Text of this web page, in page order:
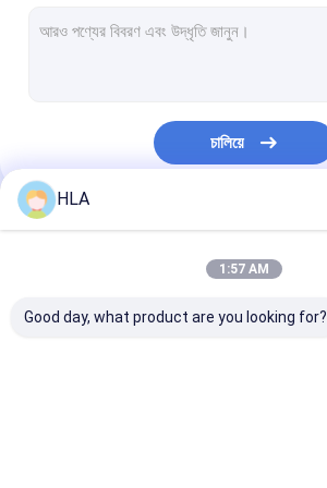
কেন্দ্রীয় তেল পরিশোধক
ভ্যাকুয়াম তেল পরিশোধক
চালিয়ে
আমাদের বিভাগসমূহ
HLA
1:57 AM
Good day, what product are you looking for?